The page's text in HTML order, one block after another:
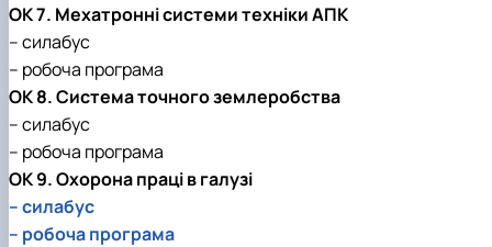
ОК 7. Мехатронні системи техніки АПК
– силабус
– робоча програма
ОК 8. Система точного землеробства
– силабус
– робоча програма
ОК 9. Охорона праці в галузі
– силабус
– робоча програма